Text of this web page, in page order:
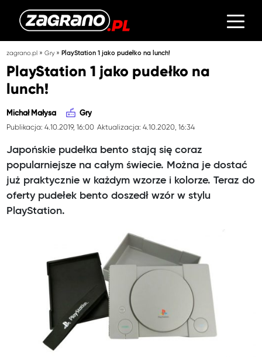
zagrano.pl »Gry»PlayStation 1 jako pudełko na lunch!
PlayStation 1 jako pudełko na
lunch!
Michał Małysa Gry
Publikacja: 4.10.2019, 16:00 Aktualizacja: 4.10.2020, 16:34
Japońskie pudełka bento stają się coraz
popularniejsze na całym świecie. Można je dostać
już praktycznie w każdym wzorze i kolorze. Teraz do
oferty pudełek bento doszedł wzór w stylu
PlayStation.